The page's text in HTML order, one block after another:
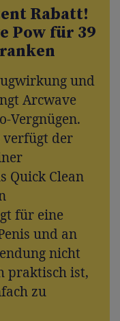
Rabatt!
Pow für 39
und
Arcwave
Vergnügen.
verfügt der
Quick Clean
für eine
und an
nicht
praktisch ist,
zu